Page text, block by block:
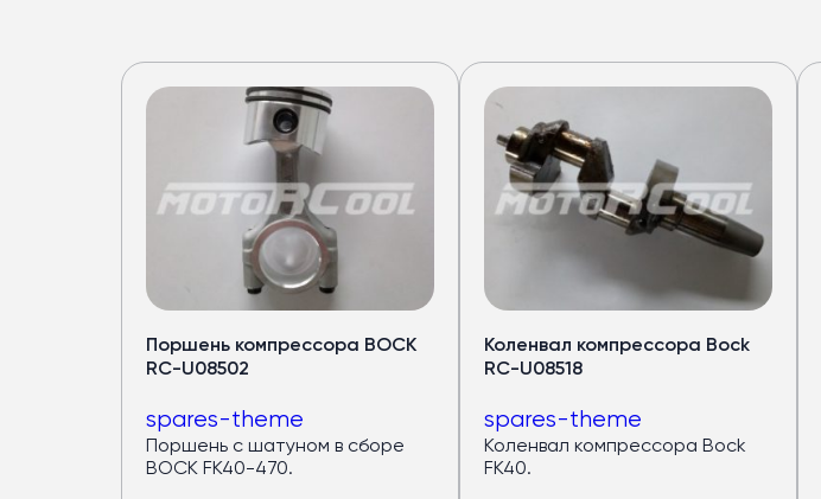
Поршень компрессора BOCK
RC-U08502
spares-theme
Поршень с шатуном в сборе
BOCK FK40-470.
Коленвал компрессора Bock
RC-U08518
spares-theme
Коленвал компрессора Bock
FK40.
Кондиционеры
для автобусов
Медный испаритель и полуторный запас мощности.
Хладопроизводительность —32 кВт
Запас мощности конденсаторов —40 кВт
(компрессор работает в щадящем режиме)